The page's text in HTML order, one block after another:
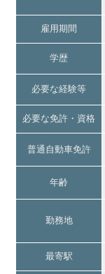
雇用期間
学歴
必要な経験等
必要な免許・資格
普通自動車免許
年齢
勤務地
最寄駅